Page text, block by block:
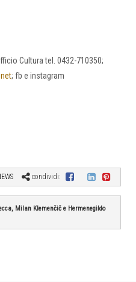
Cultura tel. 0432-710350;
; fb e instagram
condividi:
Milan Klemenčič e Hermenegildo